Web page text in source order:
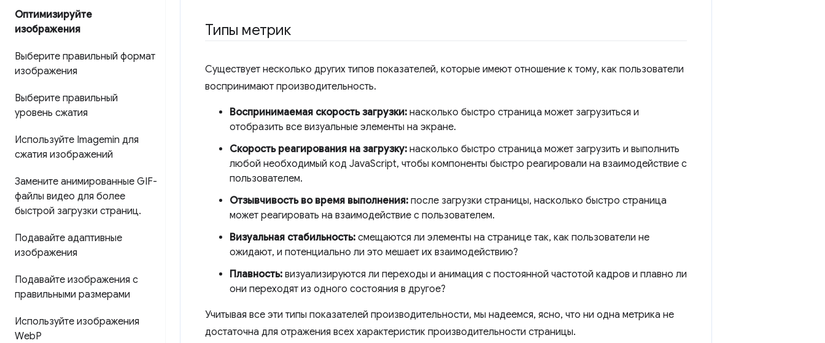
Оптимизируйте
изображения
Выберите правильный формат
изображения
Выберите правильный
уровень сжатия
Используйте Imagemin для
сжатия изображений
Замените анимированные GIF-
файлы видео для более
быстрой загрузки страниц.
Подавайте адаптивные
изображения
Подавайте изображения с
правильными размерами
Используйте изображения
WebP
Типы метрик
Существует несколько других типов показателей, которые имеют отношение к тому, как пользователи
воспринимают производительность.
Воспринимаемая скорость загрузки: насколько быстро страница может загрузиться и
отобразить все визуальные элементы на экране.
Скорость реагирования на загрузку: насколько быстро страница может загрузить и выполнить
любой необходимый код JavaScript, чтобы компоненты быстро реагировали на взаимодействие с
пользователем.
Отзывчивость во время выполнения: после загрузки страницы, насколько быстро страница
может реагировать на взаимодействие с пользователем.
Визуальная стабильность: смещаются ли элементы на странице так, как пользователи не
ожидают, и потенциально ли это мешает их взаимодействию?
Плавность: визуализируются ли переходы и анимация с постоянной частотой кадров и плавно ли
они переходят из одного состояния в другое?
Учитывая все эти типы показателей производительности, мы надеемся, ясно, что ни одна метрика не
достаточна для отражения всех характеристик производительности страницы.